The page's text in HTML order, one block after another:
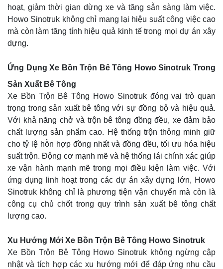
hoạt, giảm thời gian dừng xe và tăng sẵn sàng làm việc.
Howo Sinotruk không chỉ mang lại hiệu suất công việc cao
mà còn làm tăng tính hiệu quả kinh tế trong mọi dự án xây
dựng.
Ứng Dụng Xe Bồn Trộn Bê Tông Howo Sinotruk Trong
Sản Xuất Bê Tông
Xe Bồn Trộn Bê Tông Howo Sinotruk đóng vai trò quan
trọng trong sản xuất bê tông với sự đồng bộ và hiệu quả.
Với khả năng chở và trộn bê tông đồng đều, xe đảm bảo
chất lượng sản phẩm cao. Hệ thống trộn thông minh giữ
cho tỷ lệ hỗn hợp đồng nhất và đồng đều, tối ưu hóa hiệu
suất trộn. Động cơ mạnh mẽ và hệ thống lái chính xác giúp
xe vận hành mạnh mẽ trong mọi điều kiện làm việc. Với
ứng dụng linh hoạt trong các dự án xây dựng lớn, Howo
Sinotruk không chỉ là phương tiện vận chuyển mà còn là
công cụ chủ chốt trong quy trình sản xuất bê tông chất
lượng cao.
Xu Hướng Mới Xe Bồn Trộn Bê Tông Howo Sinotruk
Xe Bồn Trộn Bê Tông Howo Sinotruk không ngừng cập
nhật và tích hợp các xu hướng mới để đáp ứng nhu cầu